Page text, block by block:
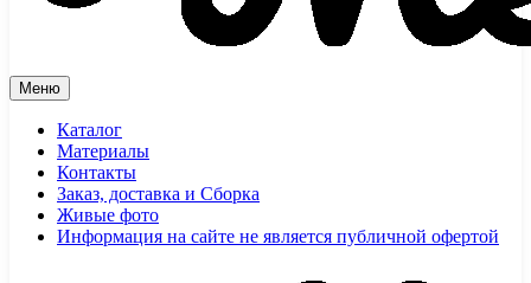
Меню
Каталог
Материалы
Контакты
Заказ, доставка и Сборка
Живые фото
Информация на сайте не является публичной офертой